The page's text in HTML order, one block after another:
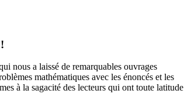
nous a laissé de remarquables ouvrages
mathématiques avec les énoncés et les
à la sagacité des lecteurs qui ont toute latitude